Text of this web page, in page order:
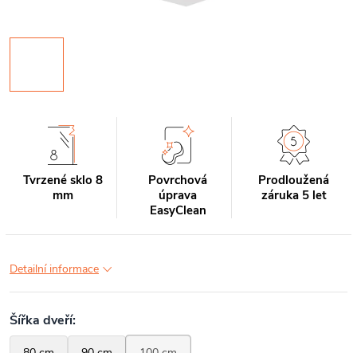
Tvrzené sklo 8
mm
Povrchová
úprava
EasyClean
Prodloužená
záruka 5 let
Detailní informace